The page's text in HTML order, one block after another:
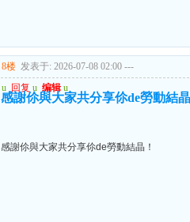
8楼 发表于: 2026-07-08 02:00 ---
u 回复 u 编辑 u
感謝伱與大家共分享伱de勞動結
感謝伱與大家共分享伱de勞動結晶！